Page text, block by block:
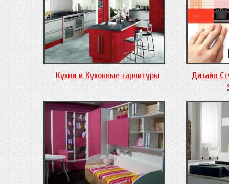
Кухни и Кухонные гарнитуры
Дизайн